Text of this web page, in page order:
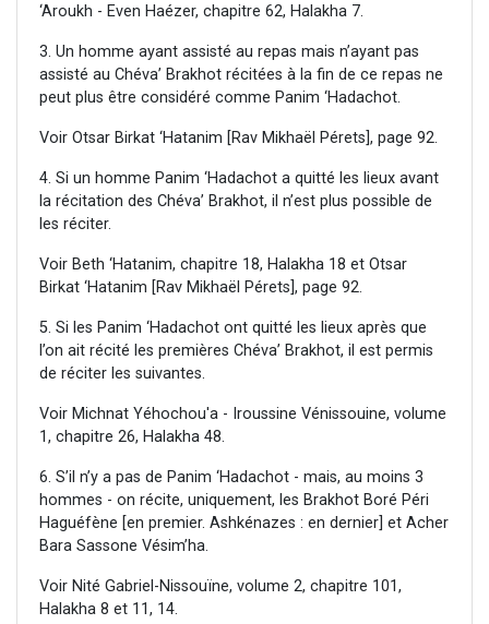
‘Aroukh - Even Haézer, chapitre 62, Halakha 7.
3. Un homme ayant assisté au repas mais n’ayant pas
assisté au Chéva’ Brakhot récitées à la fin de ce repas ne
peut plus être considéré comme Panim ‘Hadachot.
Voir Otsar Birkat ‘Hatanim [Rav Mikhaël Pérets], page 92.
4. Si un homme Panim ‘Hadachot a quitté les lieux avant
la récitation des Chéva’ Brakhot, il n’est plus possible de
les réciter.
Voir Beth ‘Hatanim, chapitre 18, Halakha 18 et Otsar
Birkat ‘Hatanim [Rav Mikhaël Pérets], page 92.
5. Si les Panim ‘Hadachot ont quitté les lieux après que
l’on ait récité les premières Chéva’ Brakhot, il est permis
de réciter les suivantes.
Voir Michnat Yéhochou'a - Iroussine Vénissouine, volume
1, chapitre 26, Halakha 48.
6. S’il n’y a pas de Panim ‘Hadachot - mais, au moins 3
hommes - on récite, uniquement, les Brakhot Boré Péri
Haguéfène [en premier. Ashkénazes : en dernier] et Acher
Bara Sassone Vésim’ha.
Voir Nité Gabriel-Nissouïne, volume 2, chapitre 101,
Halakha 8 et 11, 14.